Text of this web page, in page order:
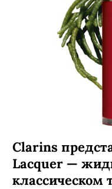
Clarins
Lacquer —
классическом